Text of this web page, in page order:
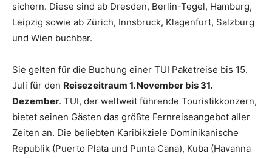
sichern. Diese sind ab Dresden, Berlin-Tegel, Hamburg,
Leipzig sowie ab Zürich, Innsbruck, Klagenfurt, Salzburg
und Wien buchbar.
Sie gelten für die Buchung einer TUI Paketreise bis 15.
Juli für den Reisezeitraum 1. November bis 31.
Dezember. TUI, der weltweit führende Touristikkonzern,
bietet seinen Gästen das größte Fernreiseangebot aller
Zeiten an. Die beliebten Karibikziele Dominikanische
Republik (Puerto Plata und Punta Cana), Kuba (Havanna